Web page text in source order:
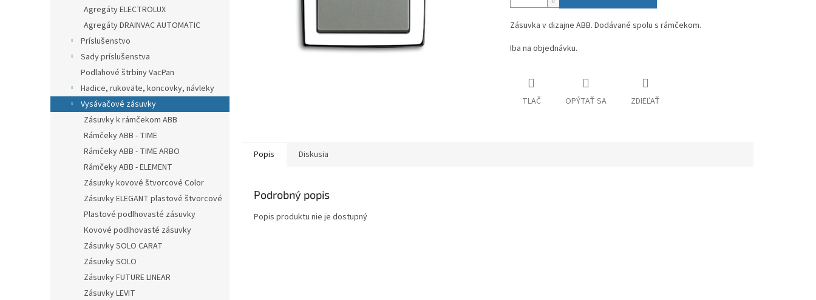
Agregáty ELECTROLUX
Agregáty DRAINVAC AUTOMATIC
Príslušenstvo
Sady príslušenstva
Podlahové štrbiny VacPan
Hadice, rukoväte, koncovky, návleky
Vysávačové zásuvky
Zásuvky k rámčekom ABB
Rámčeky ABB - TIME
Rámčeky ABB - TIME ARBO
Rámčeky ABB - ELEMENT
Zásuvky kovové štvorcové Color
Zásuvky ELEGANT plastové štvorcové
Plastové podlhovasté zásuvky
Kovové podlhovasté zásuvky
Zásuvky SOLO CARAT
Zásuvky SOLO
Zásuvky FUTURE LINEAR
Zásuvky LEVIT
Zásuvka v dizajne ABB. Dodávané spolu s rámčekom.
Iba na objednávku.
TLAČ OPÝTAŤ SA ZDIEĽAŤ
Popis Diskusia
Podrobný popis
Popis produktu nie je dostupný